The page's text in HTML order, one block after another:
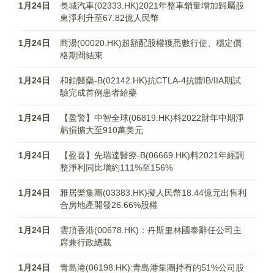
1月24日
長城汽車(02333.HK)2021年整車銷量增加歸屬股
東淨利升至67.82億人民幣
1月24日
商湯(00020.HK)超額配股權獲悉數行使、穩定價
格期間結束
1月24日
和鉑醫藥-B(02142.HK)抗CTLA-4抗體IB/IIA期試
驗完成首例患者給藥
1月24日
【盈警】中智全球(06819.HK)料2022財年中期淨
虧損擴大至910萬美元
1月24日
【盈喜】先瑞達醫療-B(06669.HK)料2021年經調
整淨利同比增約111%至156%
1月24日
雅居樂集團(03383.HK)擬人民幣18.44億元出售利
合房地產開發26.66%股權
1月24日
雲頂香港(00678.HK)：丹斯里林國泰辭任公司主
席兼行政總裁
1月24日
青島港(06198.HK):青島港集團持有的51%公司股